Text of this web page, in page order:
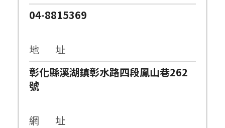
04-8815369
地 址
彰化縣溪湖鎮彰水路四段鳳山巷262
號
網 址